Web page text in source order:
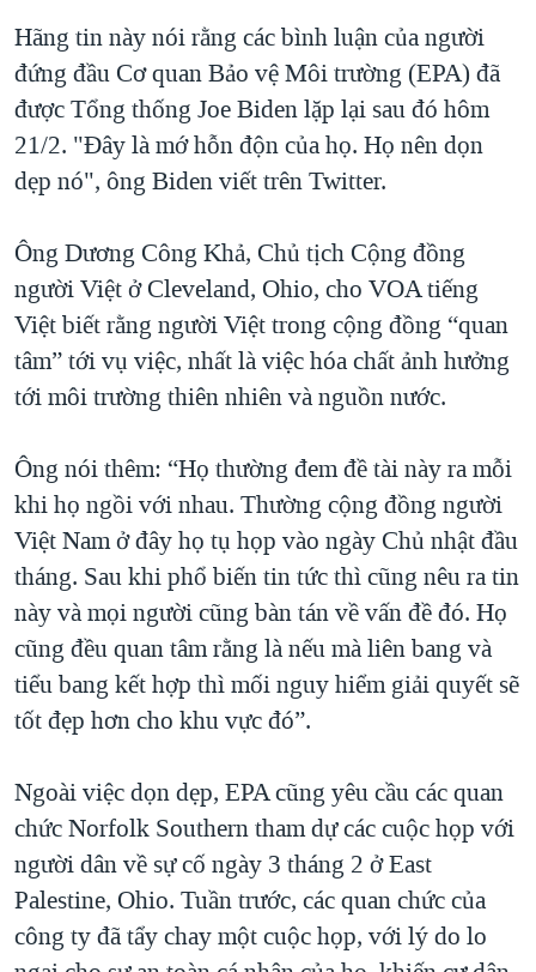
QUAN HỆ VIỆT MỸ
Hãng tin này nói rằng các bình luận của người
đứng đầu Cơ quan Bảo vệ Môi trường (EPA) đã
được Tổng thống Joe Biden lặp lại sau đó hôm
21/2. "Đây là mớ hỗn độn của họ. Họ nên dọn
dẹp nó", ông Biden viết trên Twitter.
Ông Dương Công Khả, Chủ tịch Cộng đồng
người Việt ở Cleveland, Ohio, cho VOA tiếng
Việt biết rằng người Việt trong cộng đồng “quan
tâm” tới vụ việc, nhất là việc hóa chất ảnh hưởng
tới môi trường thiên nhiên và nguồn nước.
Ông nói thêm: “Họ thường đem đề tài này ra mỗi
khi họ ngồi với nhau. Thường cộng đồng người
Việt Nam ở đây họ tụ họp vào ngày Chủ nhật đầu
tháng. Sau khi phổ biến tin tức thì cũng nêu ra tin
này và mọi người cũng bàn tán về vấn đề đó. Họ
cũng đều quan tâm rằng là nếu mà liên bang và
tiểu bang kết hợp thì mối nguy hiểm giải quyết sẽ
tốt đẹp hơn cho khu vực đó”.
Ngoài việc dọn dẹp, EPA cũng yêu cầu các quan
chức Norfolk Southern tham dự các cuộc họp với
người dân về sự cố ngày 3 tháng 2 ở East
Palestine, Ohio. Tuần trước, các quan chức của
công ty đã tẩy chay một cuộc họp, với lý do lo